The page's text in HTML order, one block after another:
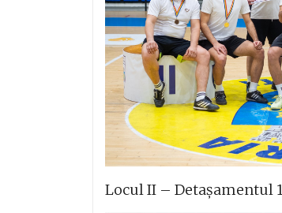
Locul II – Detașamentul